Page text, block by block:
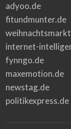
adyoo.de
fitundmunter.de
internet-
fynngo.de
maxemotion.de
newstag.de
politikexpress.de